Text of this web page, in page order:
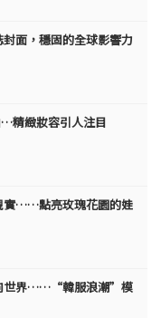
封面，穩固的全球影響力
…精緻妝容引人注目
實……點亮玫瑰花園的娃
世界……“韓服浪潮”模